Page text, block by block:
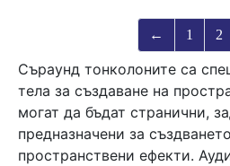
may
be
chosen
on
the
← 1 2
Съраунд тонколоните са
тела за създаване на
могат да бъдат странични,
предназначени за
пространствени ефекти.